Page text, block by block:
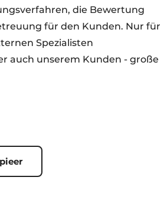
die Bewertung
für den Kunden. Nur für
Spezialisten
auch unserem Kunden - große